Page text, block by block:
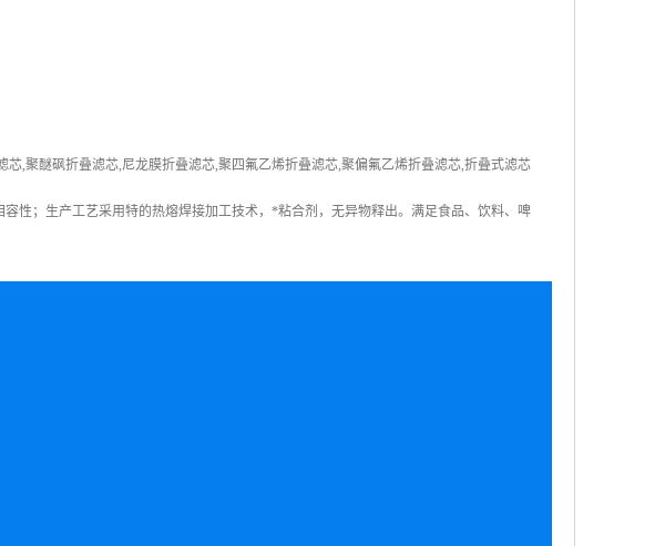
,聚醚砜折叠滤芯,尼龙膜折叠滤芯,聚四氟乙烯折叠滤芯,聚偏氟乙烯折叠滤芯,折叠式滤芯
性；生产工艺采用特的热熔焊接加工技术，*粘合剂，无异物释出。满足食品、饮料、啤